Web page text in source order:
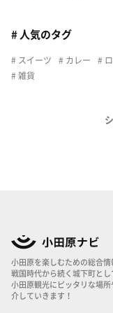
# 人気のタグ
スイーツ カレー
雑貨
小田原を楽しむための総合情
戦国時代から続く城下町とし
小田原観光にピッタリな場
介していきます！